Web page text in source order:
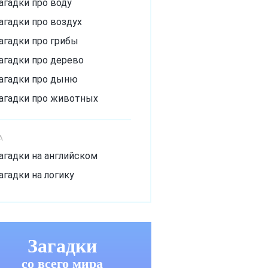
про воду
про воздух
про грибы
про дерево
про дыню
про животных
про лёд
про лето
про мороз
про огурец
на английском
на логику
Загадки
со всего мира